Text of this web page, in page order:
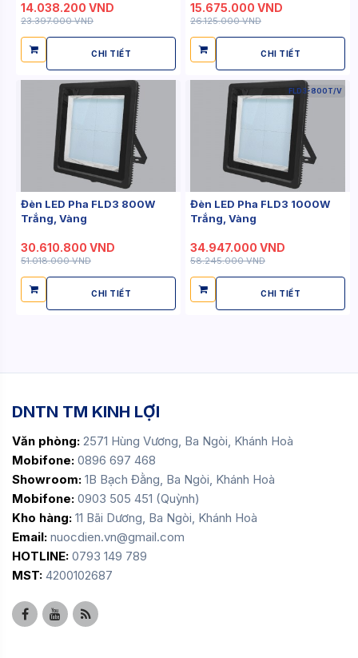
14.038.200 VND
23.397.000 VND
CHI TIẾT
15.675.000 VND
26.125.000 VND
CHI TIẾT
Đèn LED Pha FLD3 800W
Trắng, Vàng
30.610.800 VND
51.018.000 VND
CHI TIẾT
FLD3-800T/V
Đèn LED Pha FLD3 1000W
Trắng, Vàng
34.947.000 VND
58.245.000 VND
CHI TIẾT
DNTN TM KINH LỢI
Văn phòng: 2571 Hùng Vương, Ba Ngòi, Khánh Hoà
Mobifone: 0896 697 468
Showroom: 1B Bạch Đằng, Ba Ngòi, Khánh Hoà
Mobifone: 0903 505 451 (Quỳnh)
Kho hàng: 11 Bãi Dương, Ba Ngòi, Khánh Hoà
Email: nuocdien.vn@gmail.com
HOTLINE: 0793 149 789
MST: 4200102687